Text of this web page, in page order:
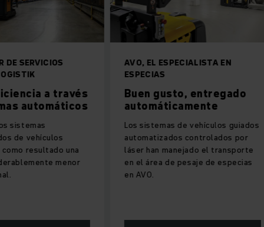
SERVICIOS
a través
automáticos
vehículos
resultado una
menor
AVO, EL ESPECIALISTA EN
ESPECIAS
Buen gusto, entregado
automáticamente
Los sistemas de vehículos guiados
automatizados controlados por
láser han manejado el transporte
en el área de pesaje de especias
en AVO.